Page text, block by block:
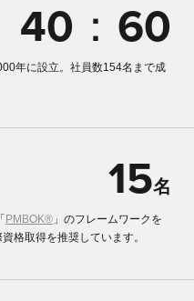
40 ： 60
年に設立。社員数154名まで成
15名
PMBOK® 」のフレームワークを
格取得を推奨しています。